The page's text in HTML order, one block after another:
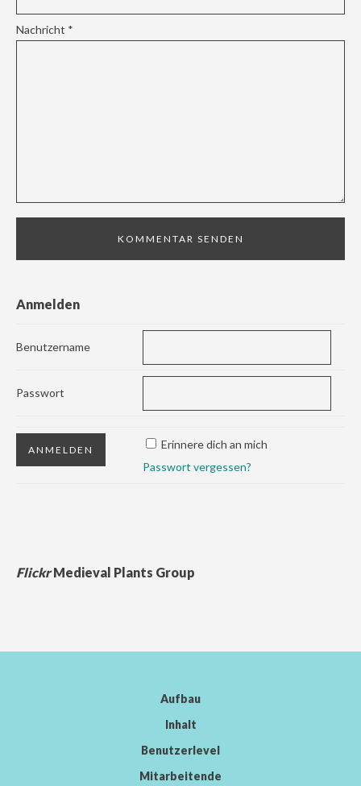
Nachricht *
Anmelden
Benutzername
Passwort
Erinnere dich an mich
Passwort vergessen?
FlickrMedieval Plants Group
Aufbau
Inhalt
Benutzerlevel
Mitarbeitende